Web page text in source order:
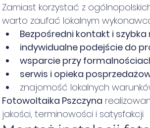
Zamiast korzystać z
warto zaufać lokalnym
Bezpośredni kontakt i szybka
indywidualne podejście do
wsparcie przy
serwis i opieka
znajomość lokalnych
Fotowoltaika Pszczyna
jakości, terminowości i satysfakcji.